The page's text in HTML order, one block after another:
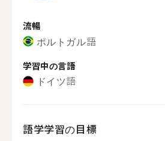
流暢
ポルトガル語
学習中の言語
ドイツ語
語学学習の目標